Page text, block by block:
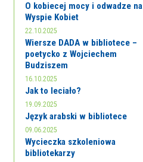
O kobiecej mocy i odwadze na
Wyspie Kobiet
22.10.2025
Wiersze DADA w bibliotece –
poetycko z Wojciechem
Budziszem
16.10.2025
Jak to leciało?
19.09.2025
Język arabski w bibliotece
09.06.2025
Wycieczka szkoleniowa
bibliotekarzy